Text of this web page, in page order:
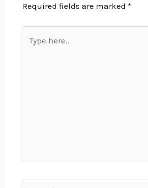
Required fields are marked *
here..